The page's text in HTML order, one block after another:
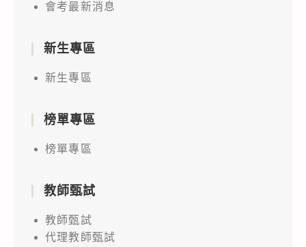
會考最新消息
新生專區
新生專區
榜單專區
榜單專區
教師甄試
教師甄試
代理教師甄試